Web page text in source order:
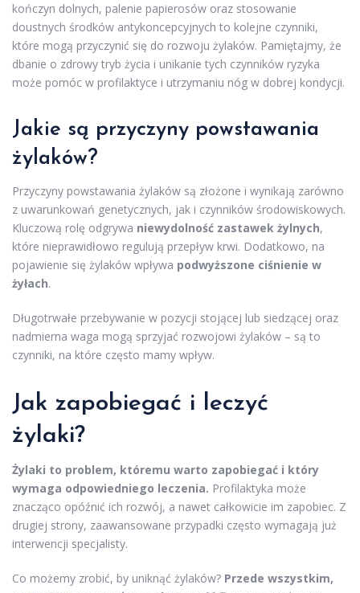
kończyn dolnych, palenie papierosów oraz stosowanie
doustnych środków antykoncepcyjnych to kolejne czynniki,
które mogą przyczynić się do rozwoju żylaków. Pamiętajmy, że
dbanie o zdrowy tryb życia i unikanie tych czynników ryzyka
może pomóc w profilaktyce i utrzymaniu nóg w dobrej kondycji.
Jakie są przyczyny powstawania
żylaków?
Przyczyny powstawania żylaków są złożone i wynikają zarówno
z uwarunkowań genetycznych, jak i czynników środowiskowych.
Kluczową rolę odgrywa niewydolność zastawek żylnych,
które nieprawidłowo regulują przepływ krwi. Dodatkowo, na
pojawienie się żylaków wpływa podwyższone ciśnienie w
żyłach.
Długotrwałe przebywanie w pozycji stojącej lub siedzącej oraz
nadmierna waga mogą sprzyjać rozwojowi żylaków – są to
czynniki, na które często mamy wpływ.
Jak zapobiegać i leczyć
żylaki?
Żylaki to problem, któremu warto zapobiegać i który
wymaga odpowiedniego leczenia. Profilaktyka może
znacząco opóźnić ich rozwój, a nawet całkowicie im zapobiec. Z
drugiej strony, zaawansowane przypadki często wymagają już
interwencji specjalisty.
Co możemy zrobić, by uniknąć żylaków? Przede wszystkim,